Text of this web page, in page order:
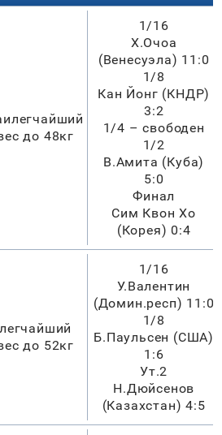
до 48кг
1/16
Х.Очоа
(Венесуэла) 11:0
1/8
Кан Йонг (КНДР)
3:2
1/4 – свободен
1/2
В.Амита (Куба)
5:0
Финал
Сим Квон Хо
(Корея) 0:4
легчайший
до 52кг
1/16
У.Валентин
(Домин.респ) 11:0
1/8
Б.Паульсен (США)
1:6
Ут.2
Н.Дюйсенов
(Казахстан) 4:5